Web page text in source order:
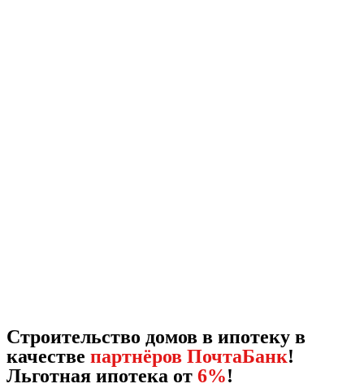
Строительство домов в ипотеку в
качестве партнёров ПочтаБанк!
Льготная ипотека от 6%!